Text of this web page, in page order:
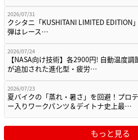
2026/07/31
クシタニ「KUSHITANI LIMITED EDITION
弾はレース…
2026/07/24
【NASA向け技術】各2900円! 自動温度調
が追加された進化型・疲労…
2026/07/23
夏バイクの「蒸れ・暑さ」を回避！プロ
ー入りワークパンツ＆デイトナ史上最…
もっと見る